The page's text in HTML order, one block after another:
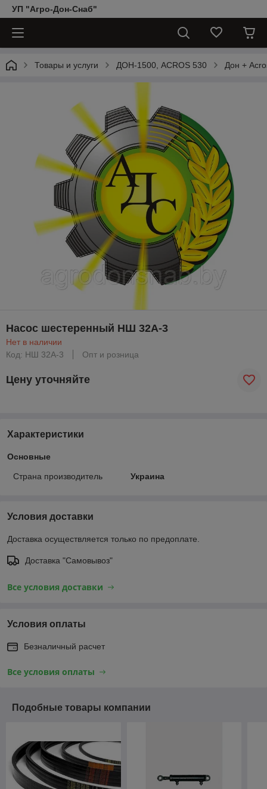
УП "Агро-Дон-Снаб"
Товары и услуги ДОН-1500, АCROS 530 Дон +
Насос шестеренный НШ 32А-3
Нет в наличии
Код: НШ 32А-3
Опт и розница
Цену уточняйте
Характеристики
Основные
Страна производитель Украина
Условия доставки
Доставка осуществляется только по предоплате.
Доставка "Самовывоз"
Все условия доставки
Условия оплаты
Безналичный расчет
Все условия оплаты
Подобные товары компании